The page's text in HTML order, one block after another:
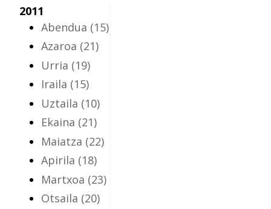
2011
Abendua (15)
Azaroa (21)
Urria (19)
Iraila (15)
Uztaila (10)
Ekaina (21)
Maiatza (22)
Apirila (18)
Martxoa (23)
Otsaila (20)